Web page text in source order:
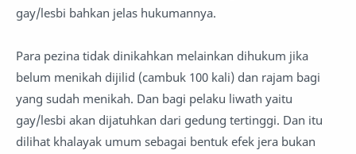
gay/lesbi bahkan jelas hukumannya.
Para pezina tidak dinikahkan melainkan dihukum jika
belum menikah dijilid (cambuk 100 kali) dan rajam bagi
yang sudah menikah. Dan bagi pelaku liwath yaitu
gay/lesbi akan dijatuhkan dari gedung tertinggi. Dan itu
dilihat khalayak umum sebagai bentuk efek jera bukan